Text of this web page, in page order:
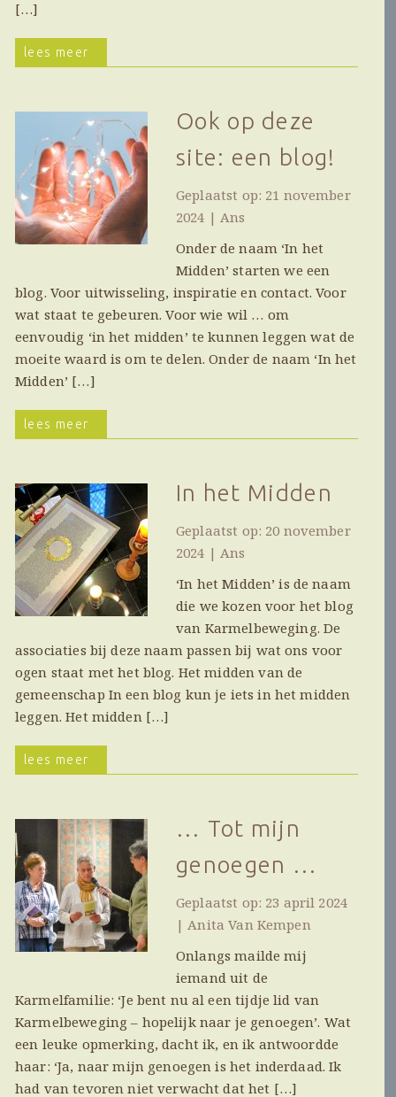
[…]
lees meer
Ook op deze
site: een blog!
Geplaatst op: 21 november
2024 | Ans
Onder de naam ‘In het
Midden’ starten we een
blog. Voor uitwisseling, inspiratie en contact. Voor
wat staat te gebeuren. Voor wie wil … om
eenvoudig ‘in het midden’ te kunnen leggen wat de
moeite waard is om te delen. Onder de naam ‘In het
Midden’ […]
lees meer
In het Midden
Geplaatst op: 20 november
2024 | Ans
‘In het Midden’ is de naam
die we kozen voor het blog
van Karmelbeweging. De
associaties bij deze naam passen bij wat ons voor
ogen staat met het blog. Het midden van de
gemeenschap In een blog kun je iets in het midden
leggen. Het midden […]
lees meer
… Tot mijn
genoegen …
Geplaatst op: 23 april 2024
| Anita Van Kempen
Onlangs mailde mij
iemand uit de
Karmelfamilie: ‘Je bent nu al een tijdje lid van
Karmelbeweging – hopelijk naar je genoegen’. Wat
een leuke opmerking, dacht ik, en ik antwoordde
haar: ‘Ja, naar mijn genoegen is het inderdaad. Ik
had van tevoren niet verwacht dat het […]